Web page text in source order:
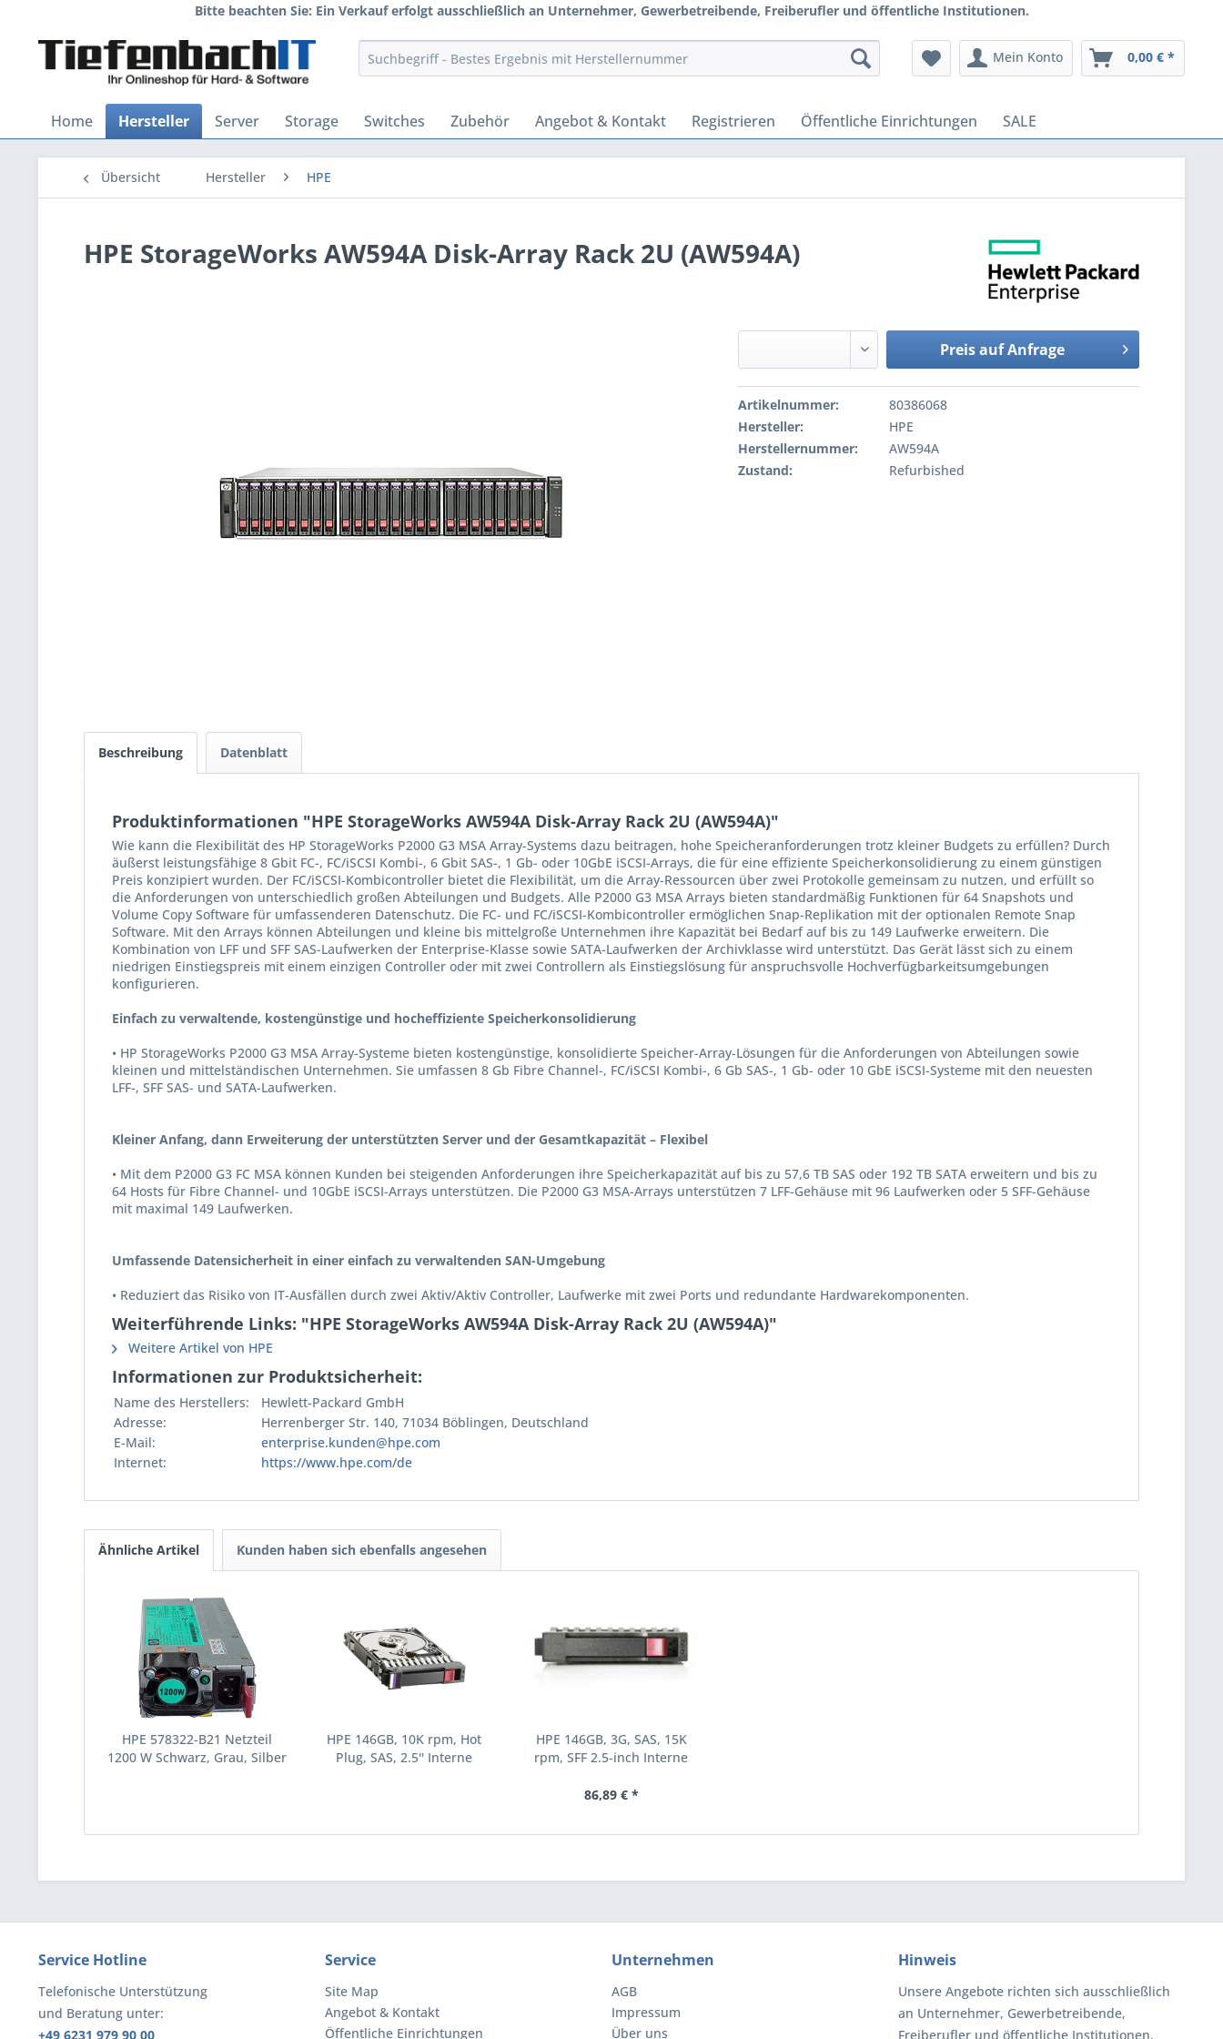
Bitte beachten Sie: Ein Verkauf erfolgt ausschließlich an Unternehmer, Gewerbetreibende, Freiberufler und öffentliche Institutionen.
Mein Konto 0,00 € *
Home Hersteller Server Storage Switches Zubehör Angebot & Kontakt Registrieren Öffentliche Einrichtungen SALE
Übersicht Hersteller HPE
HPE StorageWorks AW594A Disk-Array Rack 2U (AW594A)
Preis auf Anfrage
Artikelnummer:
80386068
Hersteller:
HPE
Herstellernummer:
AW594A
Zustand:
Refurbished
Beschreibung Datenblatt
Produktinformationen "HPE StorageWorks AW594A Disk-Array Rack 2U (AW594A)"
Wie kann die Flexibilität des HP StorageWorks P2000 G3 MSA Array-Systems dazu beitragen, hohe Speicheranforderungen trotz kleiner Budgets zu erfüllen? Durch
äußerst leistungsfähige 8 Gbit FC-, FC/iSCSI Kombi-, 6 Gbit SAS-, 1 Gb- oder 10GbE iSCSI-Arrays, die für eine effiziente Speicherkonsolidierung zu einem günstigen
Preis konzipiert wurden. Der FC/iSCSI-Kombicontroller bietet die Flexibilität, um die Array-Ressourcen über zwei Protokolle gemeinsam zu nutzen, und erfüllt so
die Anforderungen von unterschiedlich großen Abteilungen und Budgets. Alle P2000 G3 MSA Arrays bieten standardmäßig Funktionen für 64 Snapshots und
Volume Copy Software für umfassenderen Datenschutz. Die FC- und FC/iSCSI-Kombicontroller ermöglichen Snap-Replikation mit der optionalen Remote Snap
Software. Mit den Arrays können Abteilungen und kleine bis mittelgroße Unternehmen ihre Kapazität bei Bedarf auf bis zu 149 Laufwerke erweitern. Die
Kombination von LFF und SFF SAS-Laufwerken der Enterprise-Klasse sowie SATA-Laufwerken der Archivklasse wird unterstützt. Das Gerät lässt sich zu einem
niedrigen Einstiegspreis mit einem einzigen Controller oder mit zwei Controllern als Einstiegslösung für anspruchsvolle Hochverfügbarkeitsumgebungen
konfigurieren.
Einfach zu verwaltende, kostengünstige und hocheffiziente Speicherkonsolidierung
• HP StorageWorks P2000 G3 MSA Array-Systeme bieten kostengünstige, konsolidierte Speicher-Array-Lösungen für die Anforderungen von Abteilungen sowie
kleinen und mittelständischen Unternehmen. Sie umfassen 8 Gb Fibre Channel-, FC/iSCSI Kombi-, 6 Gb SAS-, 1 Gb- oder 10 GbE iSCSI-Systeme mit den neuesten
LFF-, SFF SAS- und SATA-Laufwerken.
Kleiner Anfang, dann Erweiterung der unterstützten Server und der Gesamtkapazität – Flexibel
• Mit dem P2000 G3 FC MSA können Kunden bei steigenden Anforderungen ihre Speicherkapazität auf bis zu 57,6 TB SAS oder 192 TB SATA erweitern und bis zu
64 Hosts für Fibre Channel- und 10GbE iSCSI-Arrays unterstützen. Die P2000 G3 MSA-Arrays unterstützen 7 LFF-Gehäuse mit 96 Laufwerken oder 5 SFF-Gehäuse
mit maximal 149 Laufwerken.
Umfassende Datensicherheit in einer einfach zu verwaltenden SAN-Umgebung
• Reduziert das Risiko von IT-Ausfällen durch zwei Aktiv/Aktiv Controller, Laufwerke mit zwei Ports und redundante Hardwarekomponenten.
Weiterführende Links: "HPE StorageWorks AW594A Disk-Array Rack 2U (AW594A)"
Weitere Artikel von HPE
Informationen zur Produktsicherheit:
Name des Herstellers:
Hewlett-Packard GmbH
Adresse:
Herrenberger Str. 140, 71034 Böblingen, Deutschland
E-Mail:
enterprise.kunden@hpe.com
Internet:
https://www.hpe.com/de
Ähnliche Artikel Kunden haben sich ebenfalls angesehen
HPE 578322-B21 Netzteil
1200 W Schwarz, Grau, Silber
HPE 146GB, 10K rpm, Hot
Plug, SAS, 2.5'' Interne
HPE 146GB, 3G, SAS, 15K
rpm, SFF 2.5-inch Interne
(504062-B21)
86,89 € *
Service Hotline
Telefonische Unterstützung
und Beratung unter:
+49 6231 979 90 00
Service
Site Map
Angebot & Kontakt
Öffentliche Einrichtungen
Unternehmen
AGB
Impressum
Über uns
Hinweis
Unsere Angebote richten sich ausschließlich
an Unternehmer, Gewerbetreibende,
Freiberufler und öffentliche Institutionen.